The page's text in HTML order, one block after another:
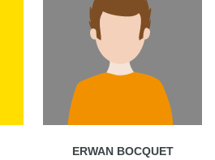
ERWAN BOCQUET